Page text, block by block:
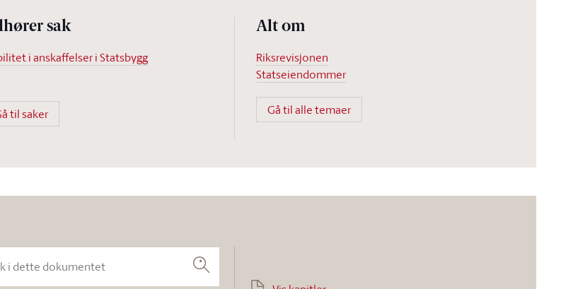
sak
i anskaffelser i Statsbygg
til saker
Alt om
Riksrevisjonen
Statseiendommer
Gå til alle temaer
Søk